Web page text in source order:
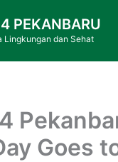
PEKANBARU
Lingkungan dan Sehat
Goes